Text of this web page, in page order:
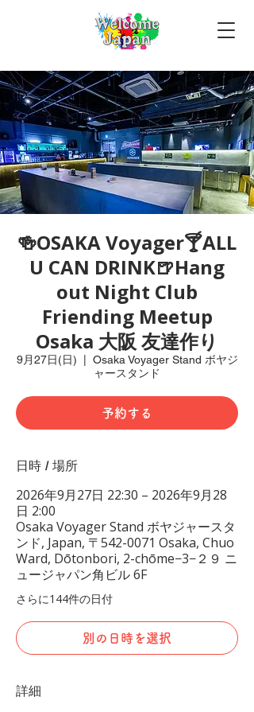
🍻OSAKA Voyager🍸ALL
U CAN DRINK🍺Hang
out Night Club
Friending Meetup
Osaka 大阪 友達作り
9月27日(日)
Osaka Voyager Stand ボヤジ
ャースタンド
予約する
日時 / 場所
2026年9月27日 22:30 – 2026年9月28
日 2:00
Osaka Voyager Stand ボヤジャースタ
ンド, Japan, 〒542-0071 Osaka, Chuo
Ward, Dōtonbori, 2-chōme−3−２９ ニ
ュージャパン角ビル 6F
さらに144件の日付
別の日時を選択
詳細